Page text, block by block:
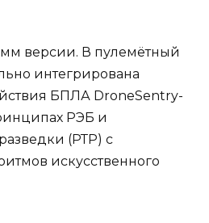
мм версии. В пулемётный
интегрирована
БПЛА DroneSentry-
РЭБ и
(РТР) с
искусственного